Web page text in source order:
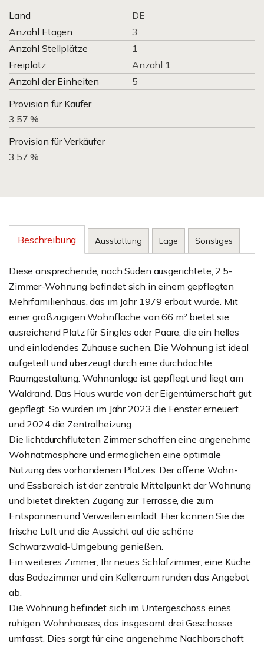
Land
DE
Anzahl Etagen
3
Anzahl Stellplätze
1
Freiplatz
Anzahl 1
Anzahl der Einheiten
5
Provision für Käufer
3.57 %
Provision für Verkäufer
3.57 %
Beschreibung Ausstattung Lage Sonstiges
Diese ansprechende, nach Süden ausgerichtete, 2.5-
Zimmer-Wohnung befindet sich in einem gepflegten
Mehrfamilienhaus, das im Jahr 1979 erbaut wurde. Mit
einer großzügigen Wohnfläche von 66 m² bietet sie
ausreichend Platz für Singles oder Paare, die ein helles
und einladendes Zuhause suchen. Die Wohnung ist ideal
aufgeteilt und überzeugt durch eine durchdachte
Raumgestaltung. Wohnanlage ist gepflegt und liegt am
Waldrand. Das Haus wurde von der Eigentümerschaft gut
gepflegt. So wurden im Jahr 2023 die Fenster erneuert
und 2024 die Zentralheizung.
Die lichtdurchfluteten Zimmer schaffen eine angenehme
Wohnatmosphäre und ermöglichen eine optimale
Nutzung des vorhandenen Platzes. Der offene Wohn-
und Essbereich ist der zentrale Mittelpunkt der Wohnung
und bietet direkten Zugang zur Terrasse, die zum
Entspannen und Verweilen einlädt. Hier können Sie die
frische Luft und die Aussicht auf die schöne
Schwarzwald-Umgebung genießen.
Ein weiteres Zimmer, Ihr neues Schlafzimmer, eine Küche,
das Badezimmer und ein Kellerraum runden das Angebot
ab.
Die Wohnung befindet sich im Untergeschoss eines
ruhigen Wohnhauses, das insgesamt drei Geschosse
umfasst. Dies sorgt für eine angenehme Nachbarschaft